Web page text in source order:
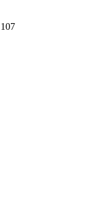
107